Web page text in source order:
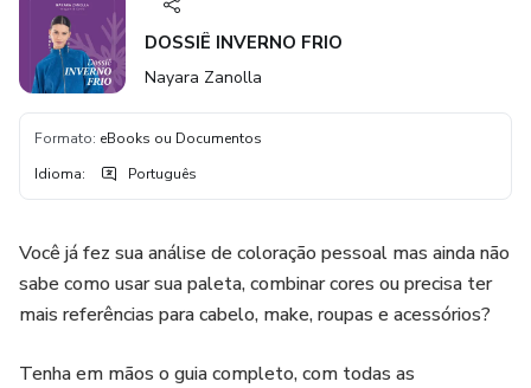
DOSSIÊ INVERNO FRIO
Nayara Zanolla
Formato: eBooks ou Documentos
Idioma: Português
Você já fez sua análise de coloração pessoal mas ainda não
sabe como usar sua paleta, combinar cores ou precisa ter
mais referências para cabelo, make, roupas e acessórios?
Tenha em mãos o guia completo, com todas as